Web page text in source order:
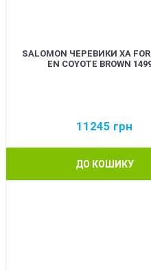
SALOMON ЧЕРЕВИКИ XA
EN COYOTE BROWN
11245 грн
ДО КОШИКУ